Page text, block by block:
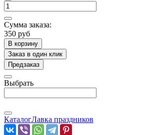
Сумма заказа:
350 руб
В корзину
Заказ в один клик
Предзаказ
Выбрать
КаталогЛавка праздников